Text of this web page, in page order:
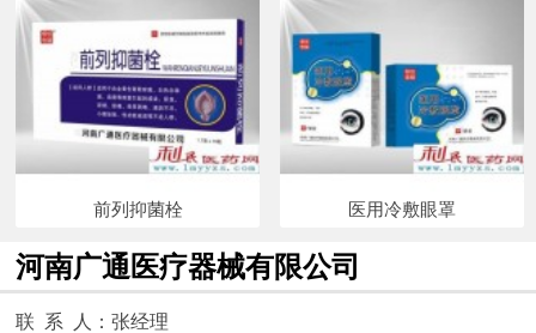
前列抑菌栓 医用冷敷眼罩
河南广通医疗器械有限公司
联 系 人：张经理